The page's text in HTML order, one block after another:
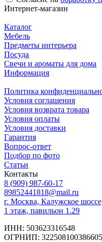
Интернет-магазин
Каталог
Мебель
Предметы интерьера
Посуда
Свечи и ароматы для дома
Информация
Политика
Условия соглашения
Условия возврата товара
Условия оплаты
Условия доставки
Гарантия
Вопрос-ответ
Подбор по фото
Статьи
Контакты
8 (909) 987-60-17
89852441818@mail.ru
г. Москва, Калужское
1 этаж, павильон 1.29
ИНН: 503623316548
ОГРНИП: 322508100386605